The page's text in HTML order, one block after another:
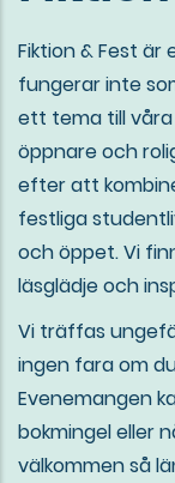
Fiktion & Fest är
fungerar inte
ett tema till
öppnare och
efter att
festliga
och öppet. Vi
läsglädje och
Vi träffas
ingen fara om
Evenemangen
bokmingel eller
välkommen så